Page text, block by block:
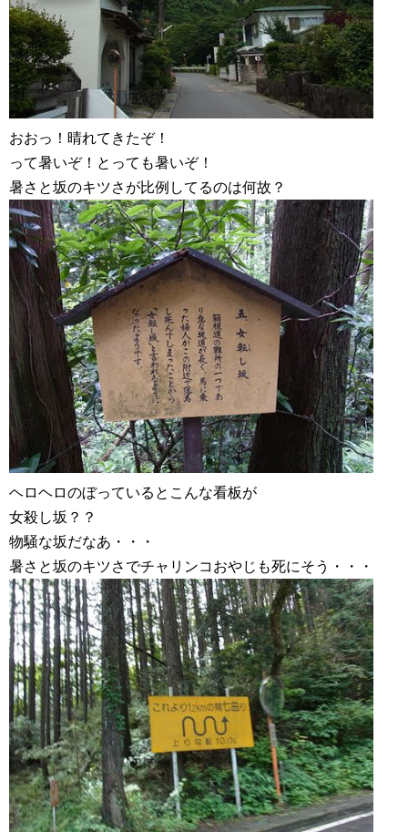
おおっ！晴れてきたぞ！
って暑いぞ！とっても暑いぞ！
暑さと坂のキツさが比例してるのは何故？
ヘロヘロのぼっているとこんな看板が
女殺し坂？？
物騒な坂だなあ・・・
暑さと坂のキツさでチャリンコおやじも死にそう・・・